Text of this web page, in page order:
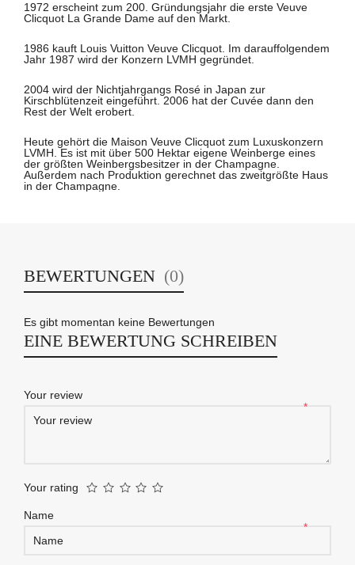
1972 erscheint zum 200. Gründungsjahr die erste Veuve
Clicquot La Grande Dame auf den Markt.
1986 kauft Louis Vuitton Veuve Clicquot. Im darauffolgendem
Jahr 1987 wird der Konzern LVMH gegründet.
2004 wird der Nichtjahrgangs Rosé in Japan zur
Kirschblütenzeit eingeführt. 2006 hat der Cuvée dann den
Rest der Welt erobert.
Heute gehört die Maison Veuve Clicquot zum Luxuskonzern
LVMH. Es ist mit über 500 Hektar eigene Weinberge eines
der größten Weinbergsbesitzer in der Champagne.
Außerdem nach Produktion gerechnet das zweitgrößte Haus
in der Champagne.
BEWERTUNGEN (0)
Es gibt momentan keine Bewertungen
EINE BEWERTUNG SCHREIBEN
Your review
*
Your rating
Name
*